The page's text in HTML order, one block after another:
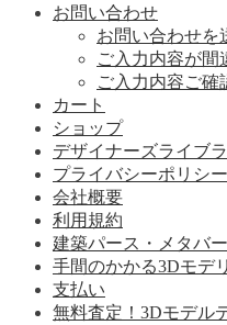
お問い合わせ
お問い合わせを
ご入力内容が間
ご入力内容ご確
カート
ショップ
デザイナーズライブ
プライバシーポリシー
会社概要
利用規約
建築パース・メタバ
手間のかかる3Dモデ
支払い
無料査定！3Dモデル